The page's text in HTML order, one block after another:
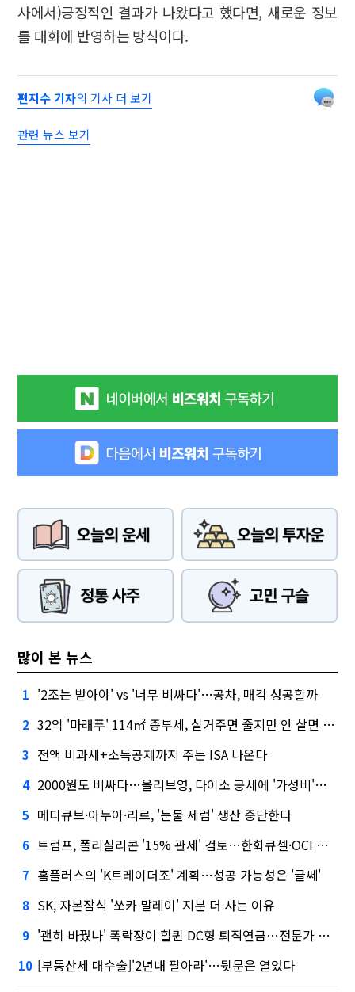
사에서)긍정적인 결과가 나왔다고 했다면, 새로운 정보
를 대화에 반영하는 방식이다.
편지수 기자의 기사 더 보기
관련 뉴스 보기
많이 본 뉴스
1 '2조는 받아야' vs '너무 비싸다'…공차, 매각 성공할까
2 32억 '마래푸' 114㎡ 종부세, 실거주면 줄지만 안 살면 2.5배
3 전액 비과세+소득공제까지 주는 ISA 나온다
4 2000원도 비싸다…올리브영, 다이소 공세에 '가성비'로 맞불
5 메디큐브·아누아·리르, '눈물 세럼' 생산 중단한다
6 트럼프, 폴리실리콘 '15% 관세' 검토…한화큐셀·OCI 영향은?
7 홈플러스의 'K트레이더조' 계획…성공 가능성은 '글쎄'
8 SK, 자본잠식 '쏘카 말레이' 지분 더 사는 이유
9 '괜히 바꿨나' 폭락장이 할퀸 DC형 퇴직연금…전문가 조언은
10 [부동산세 대수술]'2년내 팔아라'…뒷문은 열었다